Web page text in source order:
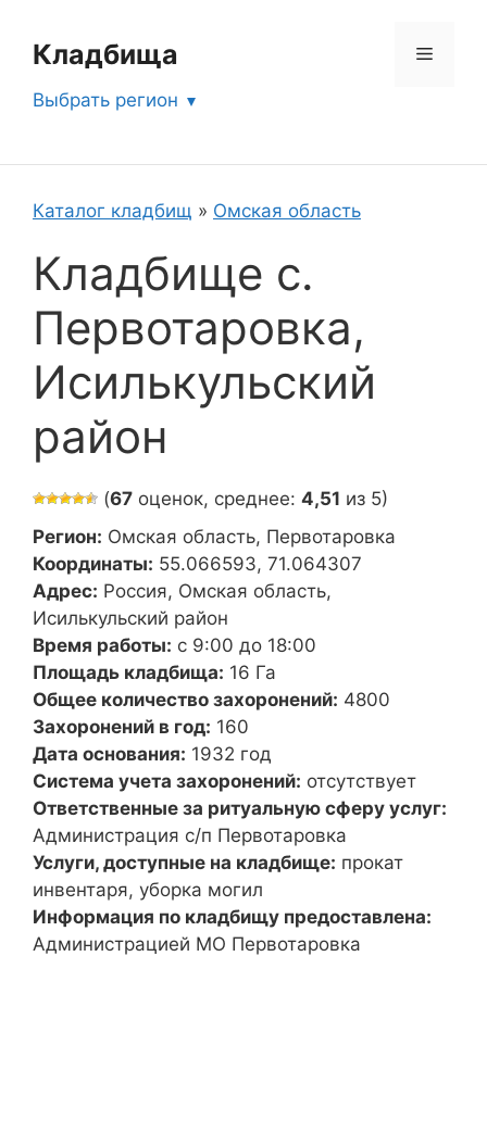
содержимому
Кладбища Меню
Выбрать регион
Каталог кладбищ » Омская область
Кладбище с.
Первотаровка,
Исилькульский
район
(67 оценок, среднее: 4,51 из 5)
Регион: Омская область, Первотаровка
Координаты: 55.066593, 71.064307
Адрес: Россия, Омская область,
Исилькульский район
Время работы: с 9:00 до 18:00
Площадь кладбища: 16 Га
Общее количество захоронений: 4800
Захоронений в год: 160
Дата основания: 1932 год
Система учета захоронений: отсутствует
Ответственные за ритуальную сферу услуг:
Администрация с/п Первотаровка
Услуги, доступные на кладбище: прокат
инвентаря, уборка могил
Информация по кладбищу предоставлена:
Администрацией МО Первотаровка